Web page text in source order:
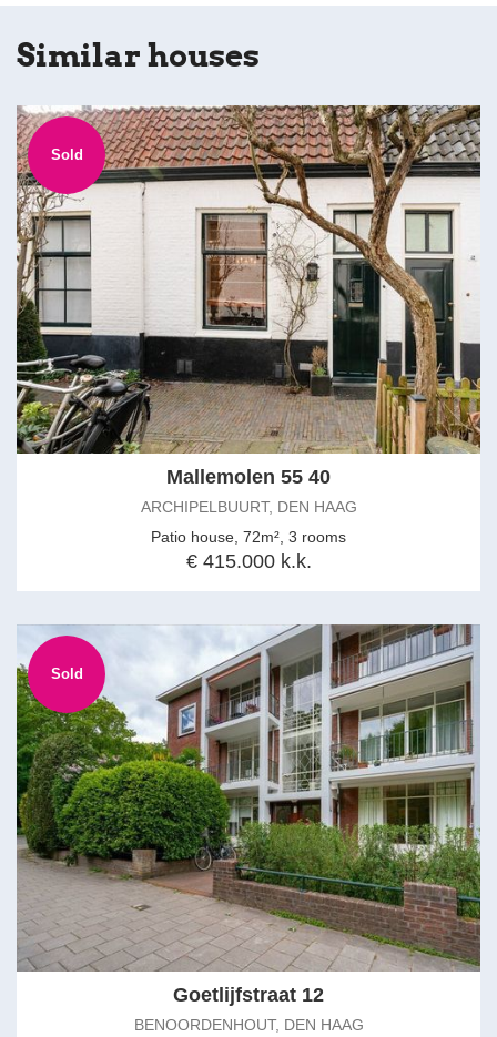
Similar houses
Sold
Mallemolen 55 40
ARCHIPELBUURT, DEN HAAG
Patio house, 72m², 3 rooms
€ 415.000 k.k.
Sold
Goetlijfstraat 12
BENOORDENHOUT, DEN HAAG